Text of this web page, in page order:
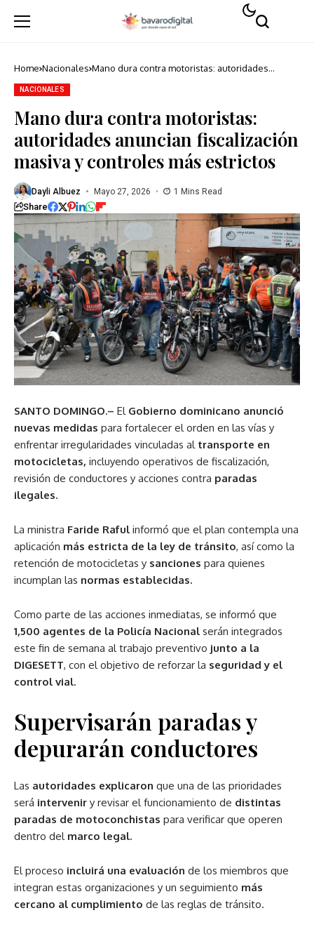
Home Nacionales Mano dura contra motoristas: autoridades
NACIONALES
Mano dura contra motoristas:
autoridades anuncian fiscalización
masiva y controles más estrictos
Dayli Albuez Mayo 27, 2026 1 Mins Read
Share
SANTO DOMINGO.– El Gobierno dominicano anunció
nuevas medidas para fortalecer el orden en las vías y
enfrentar irregularidades vinculadas al transporte en
motocicletas, incluyendo operativos de fiscalización,
revisión de conductores y acciones contra paradas
ilegales.
La ministra Faride Raful informó que el plan contempla una
aplicación más estricta de la ley de tránsito, así como la
retención de motocicletas y sanciones para quienes
incumplan las normas establecidas.
Como parte de las acciones inmediatas, se informó que
1,500 agentes de la Policía Nacional serán integrados
este fin de semana al trabajo preventivo junto a la
DIGESETT, con el objetivo de reforzar la seguridad y el
control vial.
Supervisarán paradas y
depurarán conductores
Las autoridades explicaron que una de las prioridades
será intervenir y revisar el funcionamiento de distintas
paradas de motoconchistas para verificar que operen
dentro del marco legal.
El proceso incluirá una evaluación de los miembros que
integran estas organizaciones y un seguimiento más
cercano al cumplimiento de las reglas de tránsito.